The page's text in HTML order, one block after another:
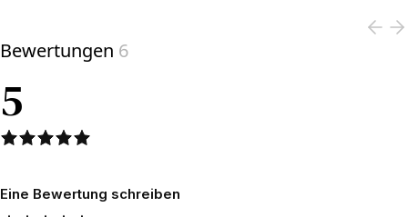
Bewertungen 6
5
Eine Bewertung schreiben